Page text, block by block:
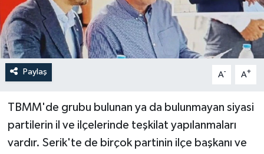
Paylaş A- A+
TBMM'de grubu bulunan ya da bulunmayan siyasi
partilerin il ve ilçelerinde teşkilat yapılanmaları
vardır. Serik'te de birçok partinin ilçe başkanı ve